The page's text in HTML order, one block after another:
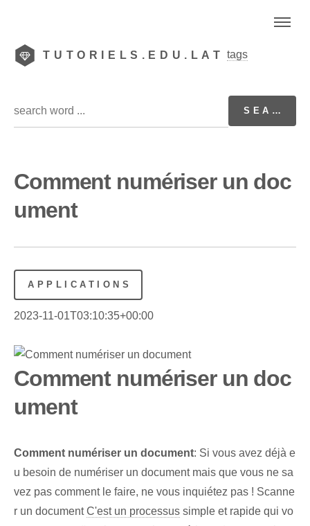
TUTORIELS.EDU.LAT tags
Comment numériser un doc
ument
APPLICATIONS
2023-11-01T03:10:35+00:00
Comment numériser un doc
ument
Comment numériser un document: Si vous avez déjà e
u besoin de numériser un document mais que vous ne sa
vez pas comment le faire, ne vous inquiétez pas ! Scanne
r un documentC'est un processus simple et rapide qui vo